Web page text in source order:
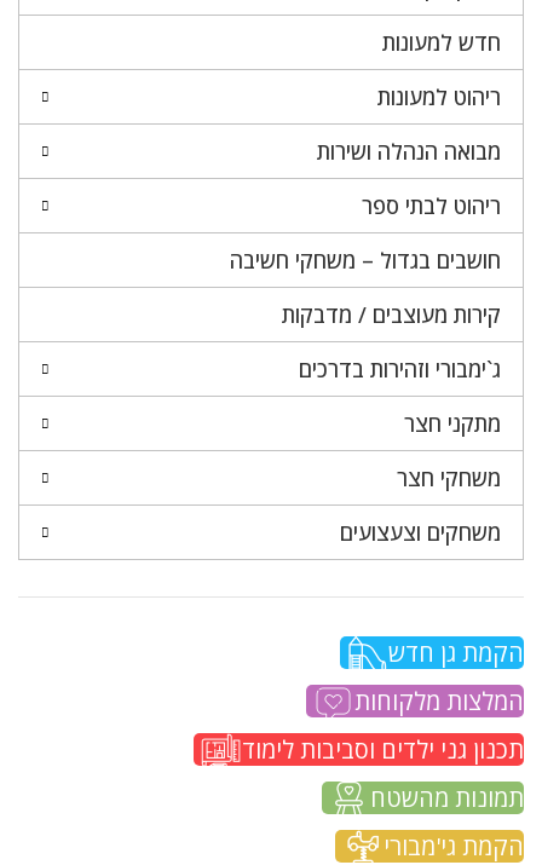
חדש למעונות
ריהוט למעונות
מבואה הנהלה ושירות
ריהוט לבתי ספר
חושבים בגדול – משחקי חשיבה
קירות מעוצבים / מדבקות
ג`ימבורי וזהירות בדרכים
מתקני חצר
משחקי חצר
משחקים וצעצועים
הקמת גן חדש
המלצות מלקוחות
תכנון גני ילדים וסביבות לימוד
תמונות מהשטח
הקמת גי'מבורי